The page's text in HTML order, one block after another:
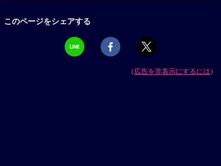
このページをシェアする
（広告を非表示にするには）